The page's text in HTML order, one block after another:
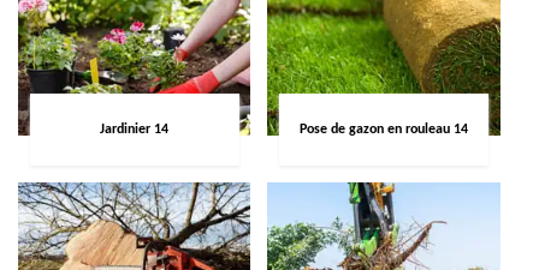
Jardinier 14 Pose de gazon en rouleau 14